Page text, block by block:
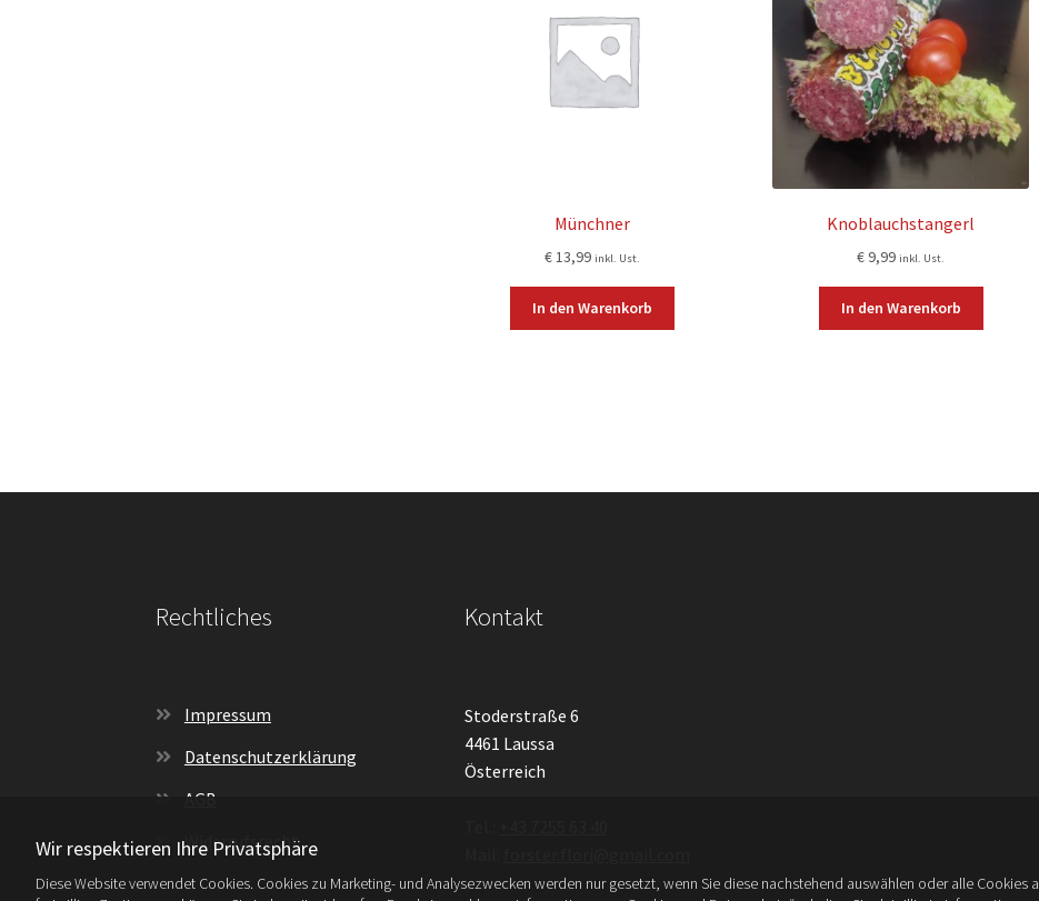
Münchner
€13,99 inkl. Ust.
In den Warenkorb
Knoblauchstangerl
€9,99 inkl. Ust.
In den Warenkorb
Rechtliches
Impressum
Datenschutzerklärung
AGB
Widerrufsrecht
Kontakt
Stoderstraße 6
4461 Laussa
Österreich
Wir respektieren Ihre Privatsphäre
Diese Website verwendet Cookies. Cookies zu Marketing- und Analysezwecken werden nur gesetzt, wenn Sie diese nachstehend auswählen oder alle Cookies